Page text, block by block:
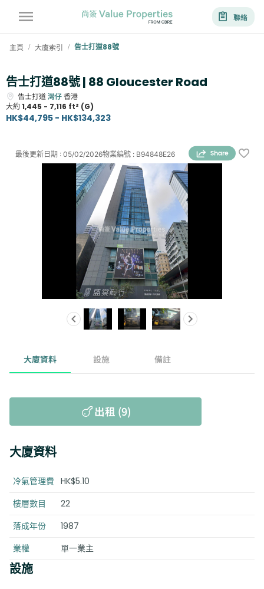
聯絡
主頁 / 大廈索引 / 告士打道88號
告士打道88號 | 88 Gloucester Road
告士打道灣仔香港
大約 1,445 - 7,116 ft² (G)
HK$44,795 - HK$134,323
物業編號 : B94848E26
最後更新日期 : 05/02/2026
大廈資料 設施 備註
出租 (9)
大廈資料
冷氣管理費 HK$5.10
樓層數目
22
落成年份
1987
業權
單一業主
設施